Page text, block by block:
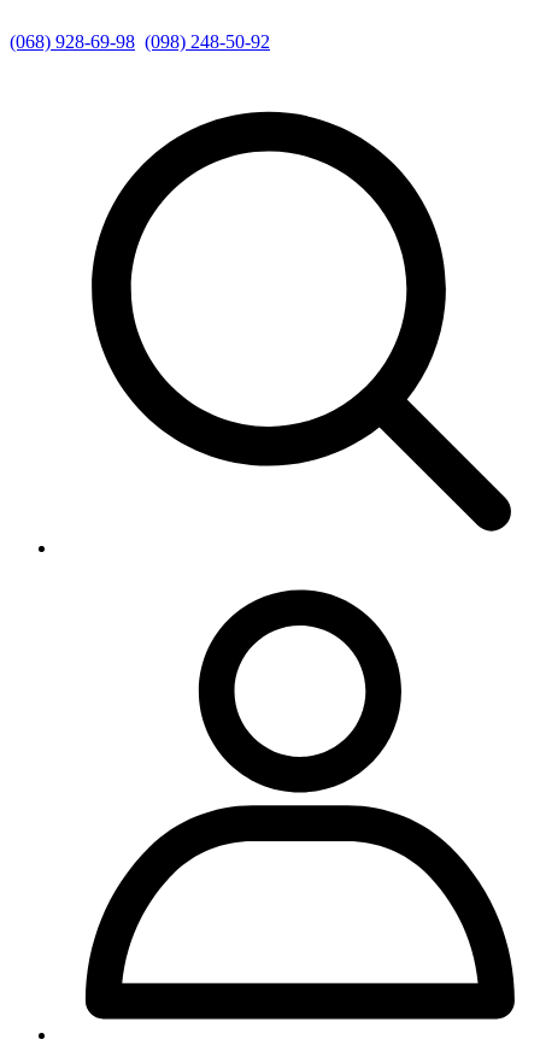
(068) 928-69-98 (098) 248-50-92